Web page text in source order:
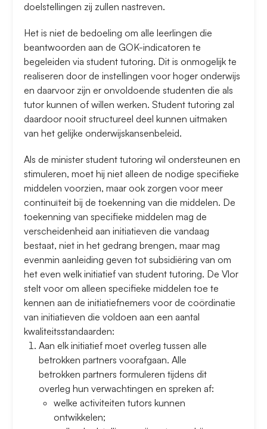
doelstellingen zij zullen nastreven.
Het is niet de bedoeling om alle leerlingen die
beantwoorden aan de GOK-indicatoren te
begeleiden via student tutoring. Dit is onmogelijk te
realiseren door de instellingen voor hoger onderwijs
en daarvoor zijn er onvoldoende studenten die als
tutor kunnen of willen werken. Student tutoring zal
daardoor nooit structureel deel kunnen uitmaken
van het gelijke onderwijskansenbeleid.
Als de minister student tutoring wil ondersteunen en
stimuleren, moet hij niet alleen de nodige specifieke
middelen voorzien, maar ook zorgen voor meer
continuïteit bij de toekenning van die middelen. De
toekenning van specifieke middelen mag de
verscheidenheid aan initiatieven die vandaag
bestaat, niet in het gedrang brengen, maar mag
evenmin aanleiding geven tot subsidiëring van om
het even welk initiatief van student tutoring. De Vlor
stelt voor om alleen specifieke middelen toe te
kennen aan de initiatiefnemers voor de coördinatie
van initiatieven die voldoen aan een aantal
kwaliteitsstandaarden:
Aan elk initiatief moet overleg tussen alle
betrokken partners voorafgaan. Alle
betrokken partners formuleren tijdens dit
overleg hun verwachtingen en spreken af:
welke activiteiten tutors kunnen
ontwikkelen;